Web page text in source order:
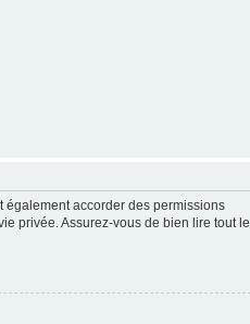
également accorder des permissions
privée. Assurez-vous de bien lire tout le